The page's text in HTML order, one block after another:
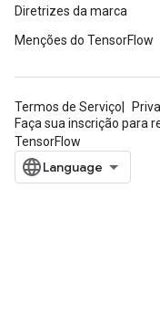
Diretrizes da marca
Menções do TensorFlow
Termos de Serviço
Faça sua inscrição para
TensorFlow